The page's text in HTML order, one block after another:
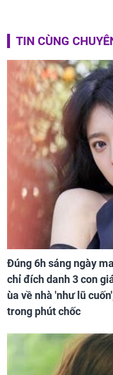
TIN CÙNG
Đúng 6h sáng ngày
chỉ đích danh 3 con
ùa về nhà 'như lũ
trong phút chốc